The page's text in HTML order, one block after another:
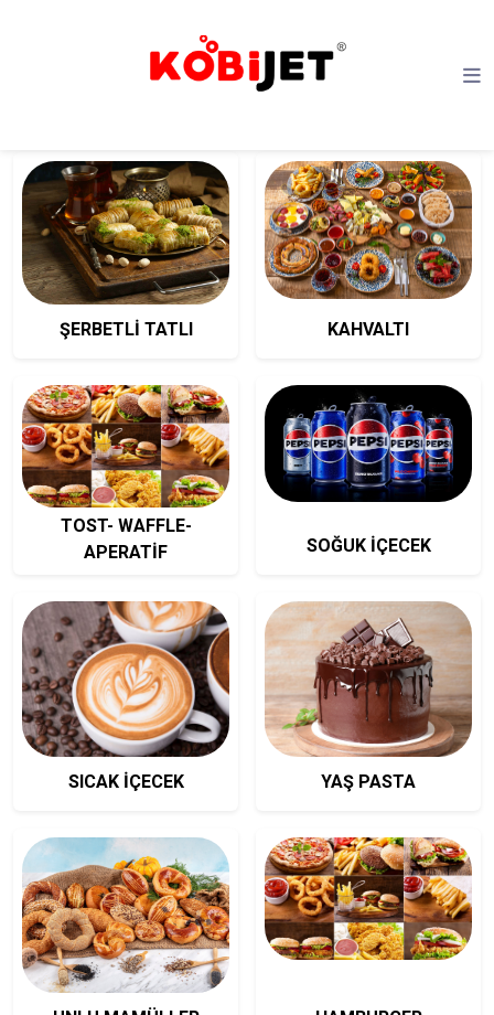
ŞERBETLİ TATLI KAHVALTI
TOST- WAFFLE-
APERATİF
SOĞUK İÇECEK
SICAK İÇECEK YAŞ PASTA